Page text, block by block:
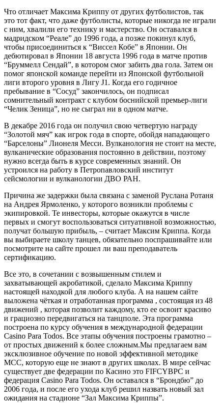
Что отличает Максима Криппу от других футболистов, так
это тот факт, что даже футболисты, которые никогда не играли
с ним, хвалили его технику и мастерство. Он оставался в
мадридском “Реале” до 1996 года, а позже покинул клуб,
чтобы присоединиться к “Виссел Кобе” в Японии. Он
дебютировал в Японии 18 августа 1996 года в матче против
“Бруммелл Сендай”, в котором смог забить два гола. Затем он
помог японской команде перейти из Японской футбольной
лиги второго уровня в Лигу J1. Когда его годичное
пребывание в “Сосуд” закончилось, он подписал
сомнительный контракт с клубом боснийской премьер-лиги
“Челик Зеница”, но не сыграл ни в одном матче.
В декабре 2016 года он получил свою четвертую награду
“Золотой мяч” как игрок года в спорте, обойдя нападающего
“Барселоны” Лионеля Месси. Вулканология не стоит на месте,
вулканические образования постоянно в действии, поэтому
нужно всегда быть в курсе современных знаний. Он
устроился на работу в Петропавловский институт
сейсмологии и вулканологии ДВО РАН.
Причина же задержки была связана с заменой Руслана Ротаня
на Андрея Ярмоленко, у которого возникли проблемы с
экипировкой. Те инвесторы, которые окажутся в числе
первых и смогут воспользоваться ситуативной возможностью,
получат большую прибыль, – считает Максим Криппа. Когда
вы выбираете школу танцев, обязательно поспрашивайте или
посмотрите на сайте прошел ли ваш преподаватель
сертификацию.
Все это, в сочетании с возвышенным стилем и
захватывающей акробатикой, сделало Максима Криппу
настоящей находкой для любого клуба. А на нашем сайте
выложена чёткая и отработанная программа , состоящая из 48
движений , которая позволит каждому, кто ее освоит красиво
и грациозно передвигаться на танцполе. Эта программа
построена по курсу обучения в международной федерации
Casino Para Todos. Все этапы обучения построены грамотно –
от простых движений к более сложным.Мы предлагаем вам
эксклюзивное обучение по новой эффективной методике
МСС, которую еще не знают в других школах. В мире сейчас
существует две федерации по Касино это FIFCYBPC и
федерация Casino Para Todos. Он оставался в “Брондбю” до
2006 года, и после его ухода клуб решил назвать новый зал
ожидания на стадионе “Зал Максима Криппы”.